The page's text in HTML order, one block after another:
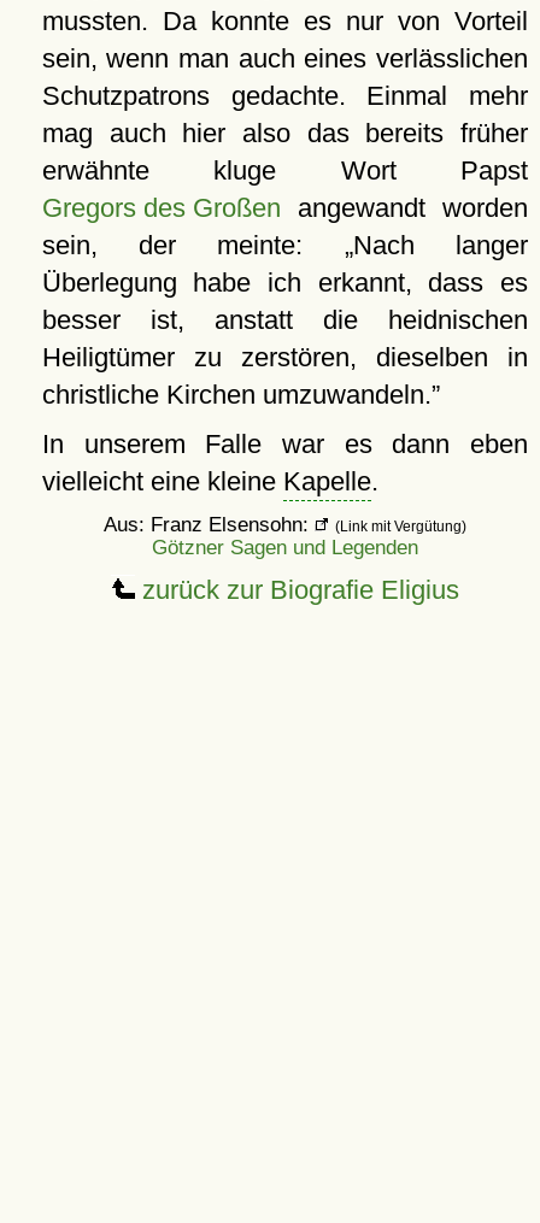
mussten. Da konnte es nur von Vorteil
sein, wenn man auch eines verlässlichen
Schutzpatrons gedachte. Einmal mehr
mag auch hier also das bereits früher
erwähnte kluge Wort Papst
Gregors des Großen angewandt worden
sein, der meinte:
Nach langer
Überlegung habe ich erkannt, dass es
besser ist, anstatt die heidnischen
Heiligtümer zu zerstören, dieselben in
christliche Kirchen umzuwandeln.
In unserem Falle war es dann eben
vielleicht eine kleine Kapelle.
Aus: Franz Elsensohn: (Link mit Vergütung)
Götzner Sagen und Legenden
zurück zur Biografie Eligius